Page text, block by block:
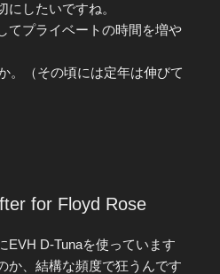
したいですね。
てプライベートの時間を増や
。（その頃には定年は伸びて
for Floyd Rose
EVH D-Tunaを使っています
か、結構な頻度で狂うんです